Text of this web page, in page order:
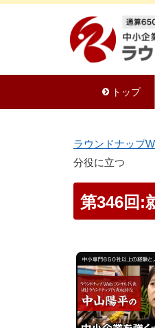
トップ
ラウンドナップ
分役に立つ
第346回: